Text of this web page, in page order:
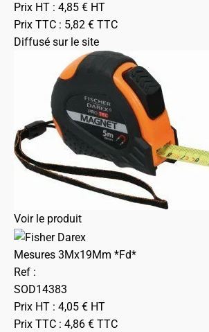
Prix HT : 4,85 € HT
Prix TTC : 5,82 € TTC
Diffusé sur le site
Voir le produit
Mesures 3Mx19Mm *Fd*
Ref :
SOD14383
Prix HT : 4,05 € HT
Prix TTC : 4,86 € TTC